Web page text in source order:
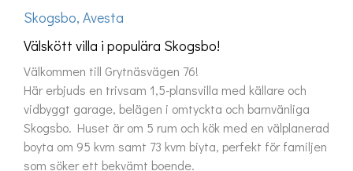
Skogsbo, Avesta
Välskött villa i populära Skogsbo!
Välkommen till Grytnäsvägen 76!
Här erbjuds en trivsam 1,5-plansvilla med källare och
vidbyggt garage, belägen i omtyckta och barnvänliga
Skogsbo. Huset är om 5 rum och kök med en välplanerad
boyta om 95 kvm samt 73 kvm biyta, perfekt för familjen
som söker ett bekvämt boende.